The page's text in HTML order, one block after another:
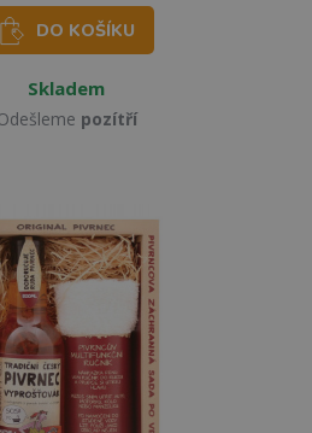
DO KOŠÍKU
Skladem
pozítří